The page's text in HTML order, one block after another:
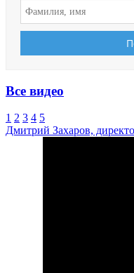
Все видео
1 2 3 4 5
Дмитрий Захаров,